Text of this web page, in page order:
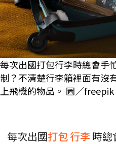
每次出國打包行李時總會手
制？不清楚行李箱裡面有沒
上飛機的物品。 圖／freepik
每次出國打包行李 時總